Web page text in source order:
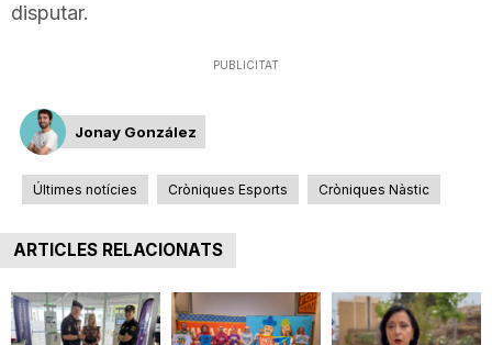
disputar.
PUBLICITAT
Jonay González
Últimes notícies Cròniques Esports Cròniques Nàstic
ARTICLES RELACIONATS